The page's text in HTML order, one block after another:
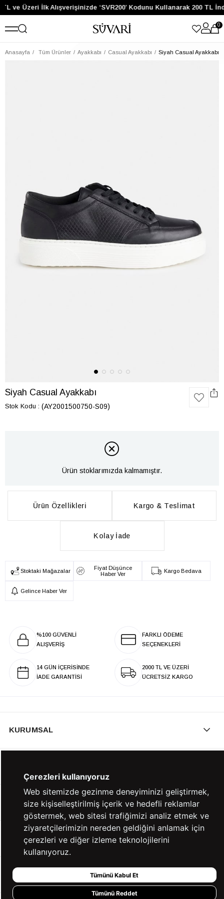
ve Üzeri İlk Alışverişinizde ‘SVR200’ Kodunu Kullanarak 200 TL
0
Anasayfa Tüm Ürünler Ayakkabı Casual Ayakkabı Siyah Casual Ayakkabı
Siyah Casual Ayakkabı
Stok Kodu (AY2001500750-S09)
Ürün stoklarımızda kalmamıştır.
Ürün Özellikleri Kargo & Teslimat
Kolay İade
Stoktaki Mağazalar
Fiyat Düşünce
Haber Ver
Kargo Bedava
Gelince Haber Ver
%100 GÜVENLİ
ALIŞVERİŞ
FARKLI ÖDEME
SEÇENEKLERİ
14 GÜN İÇERİSİNDE
İADE GARANTİSİ
2000 TL VE ÜZERİ
ÜCRETSİZ KARGO
KURUMSAL
YARDIM
BİZE ULAŞIN
HIZLI ERİŞİM
Çerezleri kullanıyoruz
Web sitemizde gezinme deneyiminizi geliştirmek,
size kişiselleştirilmiş içerik ve hedefli reklamlar
göstermek, web sitesi trafiğimizi analiz etmek ve
ziyaretçilerimizin nereden geldiğini anlamak için
çerezleri ve diğer izleme teknolojilerini
kullanıyoruz.
Tümünü Kabul Et
Tümünü Reddet